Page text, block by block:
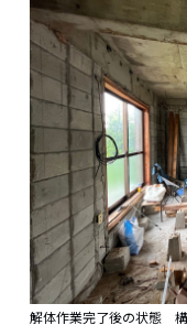
解体作業完了後の状態